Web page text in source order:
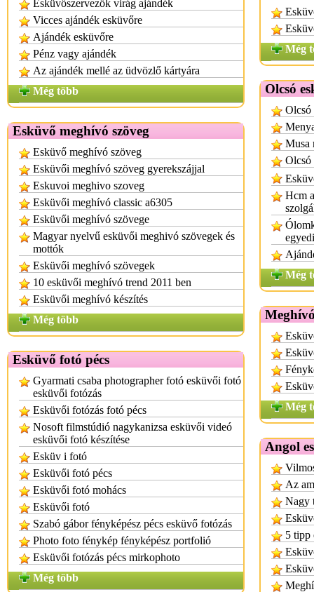
Esküvőszervezők virág ajándék
Vicces ajándék esküvőre
Ajándék esküvőre
Pénz vagy ajándék
Az ajándék mellé az üdvözlő kártyára
Még több
Esküvő meghívó szöveg
Esküvő meghívó szöveg
Esküvői meghívó szöveg gyerekszájjal
Eskuvoi meghivo szoveg
Esküvői meghívó classic a6305
Esküvői meghívó szövege
Magyar nyelvű esküvői meghivó szövegek és
mottók
Esküvői meghívó szövegek
10 esküvői meghívó trend 2011 ben
Esküvői meghívó készítés
Még több
Esküvő fotó pécs
Gyarmati csaba photographer fotó esküvői fotó
esküvői fotózás
Esküvői fotózás fotó pécs
Nosoft filmstúdió nagykanizsa esküvői videó
esküvői fotó készítése
Esküv i fotó
Esküvői fotó pécs
Esküvői fotó mohács
Esküvői fotó
Szabó gábor fényképész pécs esküvő fotózás
Photo foto fénykép fényképész portfolió
Esküvői fotózás pécs mirkophoto
Még több
Még
Olcsó
Olcsó
Musa
Olcsó
Hcm
Még
Még
Angol
Az
Nagy
5 tipp